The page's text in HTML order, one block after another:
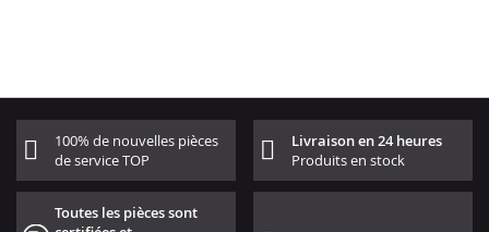
100% de nouvelles pièces
de service TOP
Livraison en 24 heures
Produits en stock
Toutes les pièces sont